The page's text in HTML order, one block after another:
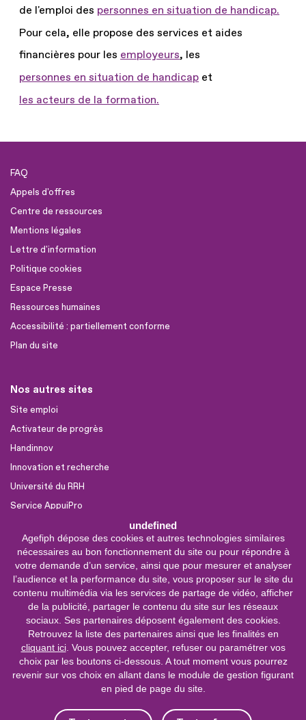
undefined
Agefiph dépose des cookies et autres technologies similaires
nécessaires au bon fonctionnement du site ou pour répondre à
votre demande d’un service, ainsi que pour mesurer et analyser
l’audience et la performance du site, vous proposer sur le site du
contenu multimédia via les services de partage de vidéo, afficher
de la publicité, partager le contenu du site sur les réseaux
sociaux. Ses partenaires déposent également des cookies.
Retrouvez la liste des partenaires ainsi que les finalités en
cliquant ici. Vous pouvez accepter, refuser ou paramétrer vos
choix par les boutons ci-dessous. A tout moment vous pourrez
revenir sur vos choix en allant dans le module de gestion figurant
en pied de page du site.
de l'emploi des personnes en situation de handicap.
Pour cela, elle propose des services et aides
financières pour les employeurs, les
personnes en situation de handicap et
les acteurs de la formation.
FAQ
Appels d'offres
Centre de ressources
Mentions légales
Lettre d'information
Politique cookies
Espace Presse
Ressources humaines
Accessibilité : partiellement conforme
Plan du site
Nos autres sites
Site emploi
Activateur de progrès
Handinnov
Innovation et recherche
Université du RRH
Service AppuiPro
Nous suivre
Youtube
Linkedin
Facebook
0 800 11 10 09
Service &
appel gratuits
Nous contacter